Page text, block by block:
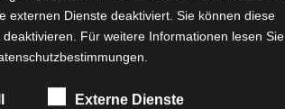
externen Dienste deaktiviert. Sie können diese
Für weitere Informationen lesen Sie
Externe Dienste